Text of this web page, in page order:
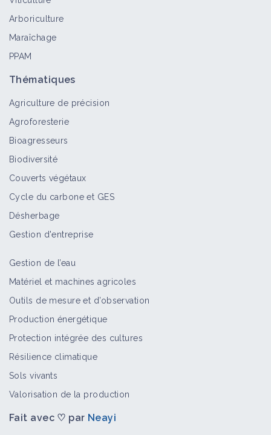
Arboriculture
Maraîchage
PPAM
Thématiques
Agriculture de précision
Agroforesterie
Bioagresseurs
Biodiversité
Couverts végétaux
Cycle du carbone et GES
Désherbage
Gestion d'entreprise
Gestion de l’eau
Matériel et machines agricoles
Outils de mesure et d’observation
Production énergétique
Protection intégrée des cultures
Résilience climatique
Sols vivants
Valorisation de la production
Fait avec ♡ par Neayi